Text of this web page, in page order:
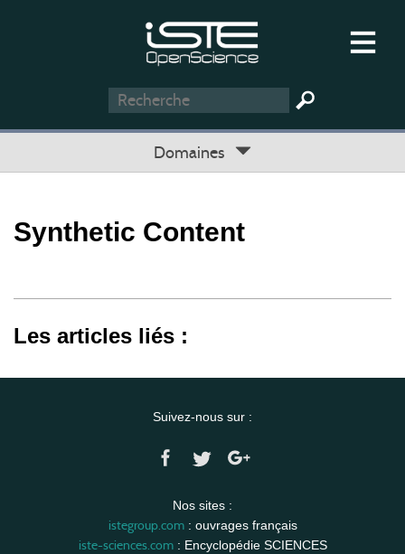
Domaines
Synthetic Content
Les articles liés :
Suivez-nous sur :
Nos sites :
istegroup.com: ouvrages français
iste-sciences.com: Encyclopédie SCIENCES